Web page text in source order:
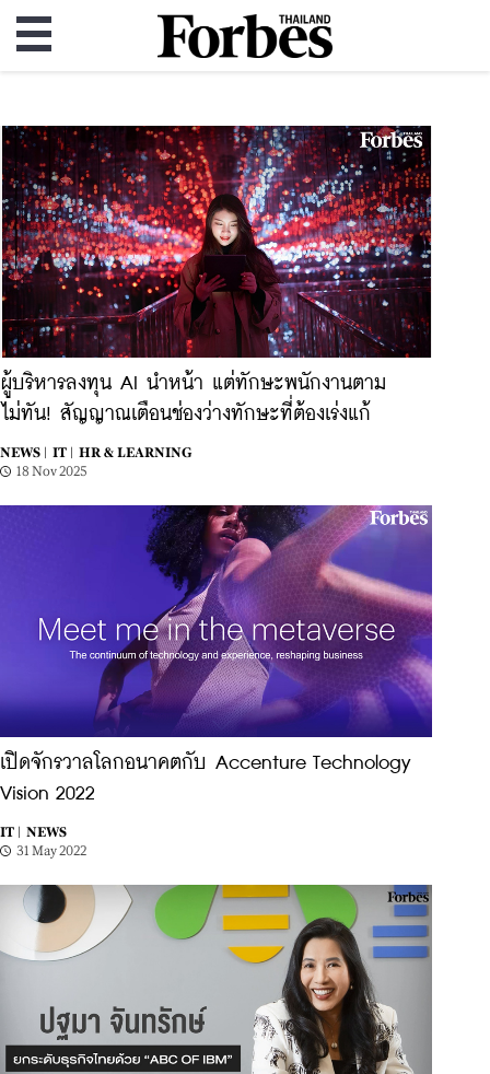
ผู้บริหารลงทุน AI นำหน้า แต่ทักษะพนักงานตาม
ไม่ทัน! สัญญาณเตือนช่องว่างทักษะที่ต้องเร่งแก้
NEWS | IT |
HR & LEARNING
18 Nov 2025
เปิดจักรวาลโลกอนาคตกับ Accenture Technology
Vision 2022
IT |
NEWS
31 May 2022